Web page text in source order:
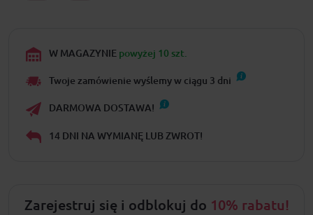
W MAGAZYNIE powyżej 10 szt.
Twoje zamówienie wyślemy w ciągu 3 dni
DARMOWA DOSTAWA!
14 DNI NA WYMIANĘ LUB ZWROT!
Zarejestruj się i odblokuj do 10% rabatu!